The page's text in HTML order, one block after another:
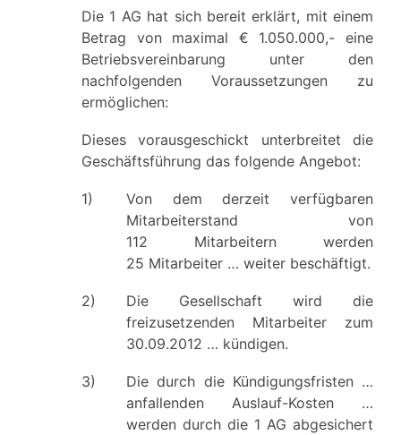
Die 1 AG hat sich bereit erklärt, mit einem
Betrag von maximal € 1.050.000,- eine
Betriebsvereinbarung unter den
nachfolgenden Voraussetzungen zu
ermöglichen:
Dieses vorausgeschickt unterbreitet die
Geschäftsführung das folgende Angebot:
1)
Von dem derzeit verfügbaren
Mitarbeiterstand von
112 Mitarbeitern werden
25 Mitarbeiter … weiter beschäftigt.
2)
Die Gesellschaft wird die
freizusetzenden Mitarbeiter zum
30.09.2012 … kündigen.
3)
Die durch die Kündigungsfristen …
anfallenden Auslauf-Kosten …
werden durch die 1 AG abgesichert